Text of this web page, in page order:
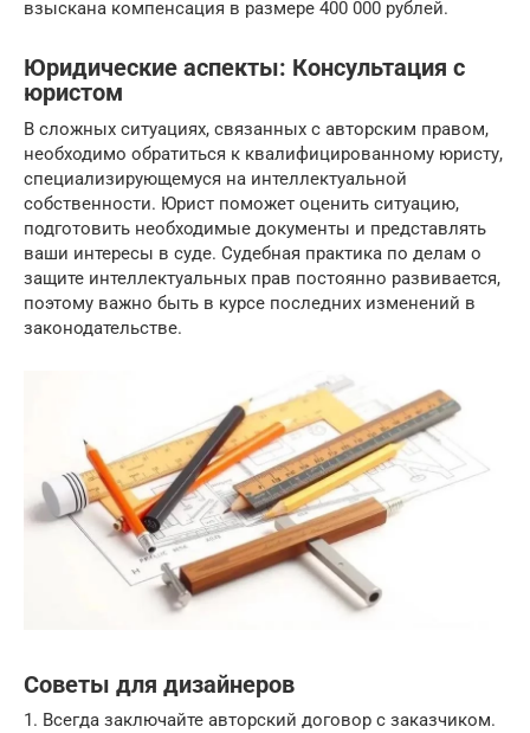
взыскана компенсация в размере 400 000 рублей.
Юридические аспекты: Консультация с
юристом
В сложных ситуациях, связанных с авторским правом,
необходимо обратиться к квалифицированному юристу,
специализирующемуся на интеллектуальной
собственности. Юрист поможет оценить ситуацию,
подготовить необходимые документы и представлять
ваши интересы в суде. Судебная практика по делам о
защите интеллектуальных прав постоянно развивается,
поэтому важно быть в курсе последних изменений в
законодательстве.
Советы для дизайнеров
1. Всегда заключайте авторский договор с заказчиком.